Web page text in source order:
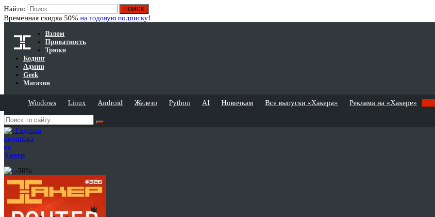
Найти:
Временная скидка 50% на годовую подписку!
Взлом
Приватность
Трюки
Кодинг
Админ
Geek
Магазин
Windows Linux Android Железо Python AI Новичкам Все выпуски «Хакера» Реклама на «Хакере»
Годовая
подписка
на
Хакер
-50%